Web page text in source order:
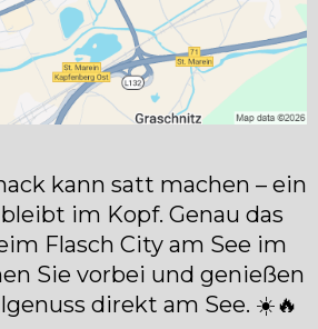
kann satt machen – ein
im Kopf. Genau das
Flasch City am See im
Sie vorbei und genießen
direkt am See. ☀️🔥